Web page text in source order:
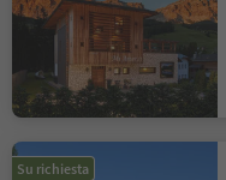
Su richiesta